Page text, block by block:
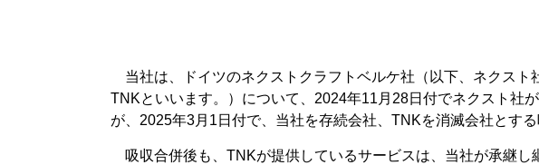
当社は、ドイツのネクストクラフトベルケ社（以下、ネクスト
TNKといいます。）について、2024年11月28日付でネクスト社
が、2025年3月1日付で、当社を存続会社、TNKを消滅会社とする
吸収合併後も、TNKが提供しているサービスは、当社が承継し